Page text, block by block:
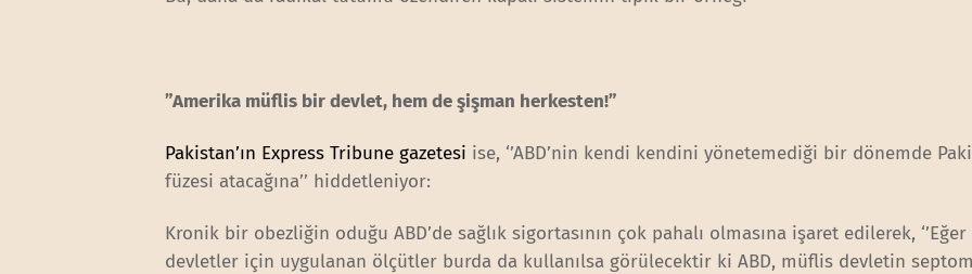
”Amerika müflis bir devlet, hem de şişman herkesten!”
Pakistan’ın Express Tribune gazetesi ise, ‘’ABD’nin kendi kendini yönetemediği bir dönemde
füzesi atacağına’’ hiddetleniyor:
Kronik bir obezliğin oduğu ABD’de sağlık sigortasının çok pahalı olmasına işaret edilerek,
devletler için uygulanan ölçütler burda da kullanılsa görülecektir ki ABD, müflis devletin